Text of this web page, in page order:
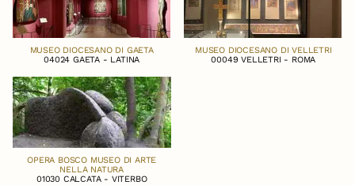
MUSEO DIOCESANO DI GAETA
04024 GAETA - LATINA
MUSEO DIOCESANO DI VELLETRI
00049 VELLETRI - ROMA
OPERA BOSCO MUSEO DI ARTE
NELLA NATURA
01030 CALCATA - VITERBO